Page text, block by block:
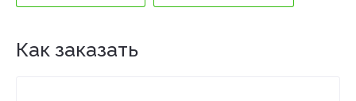
Как заказать